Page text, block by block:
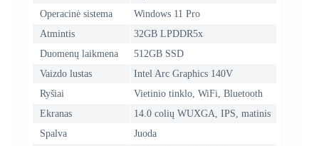
Operacinė sistema
Windows 11 Pro
Atmintis
32GB LPDDR5x
Duomenų laikmena
512GB SSD
Vaizdo lustas
Intel Arc Graphics 140V
Ryšiai
Vietinio tinklo, WiFi, Bluetooth
Ekranas
14.0 colių WUXGA, IPS, matinis
Spalva
Juoda